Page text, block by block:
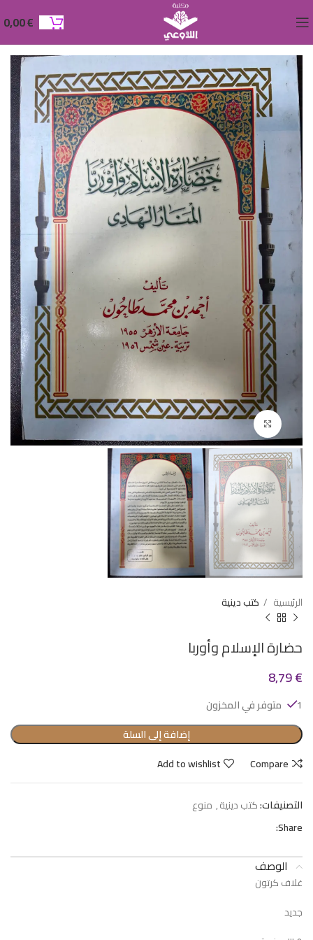
0,00€
Click to enlarge
الرئيسية كتب دينية
حضارة الإسلام وأوربا
8,79€
1 متوفر في المخزون
إضافة إلى السلة
Compare
Add to wishlist
التصنيفات:كتب دينية, منوع
Share:
الوصف
غلاف كرتون
جديد